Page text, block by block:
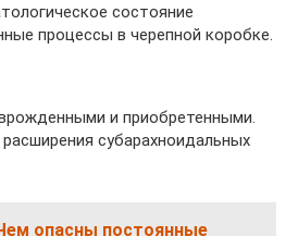
состояние
процессы в черепной коробке.
и приобретенными.
субарахноидальных
опасны постоянные